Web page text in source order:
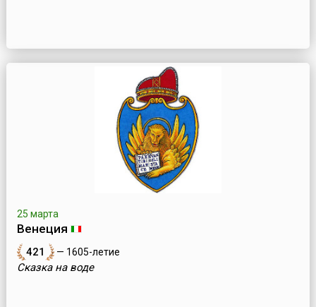
25 марта
Венеция
421 — 1605-летие
Сказка на воде